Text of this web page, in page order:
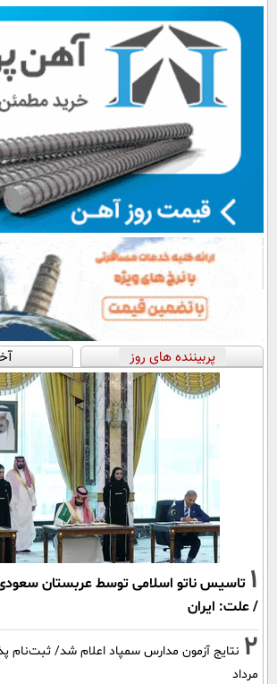
پرداخت قسطی
پربیننده های روز
1 تاسیس ناتو اسلامی توسط عربستان
/ علت: ایران
2
مرداد